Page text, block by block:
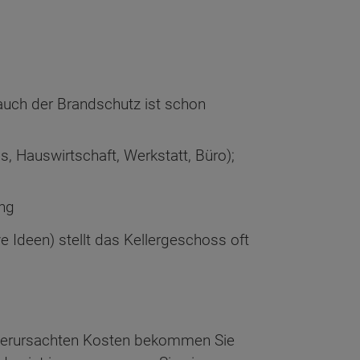
der Brandschutz ist schon
Hauswirtschaft, Werkstatt, Büro);
Ideen) stellt das Kellergeschoss oft
Kosten bekommen Sie